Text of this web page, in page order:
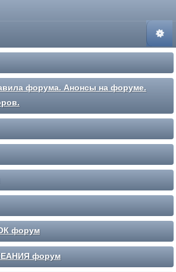
форума. Анонсы на форуме.
форум
форум